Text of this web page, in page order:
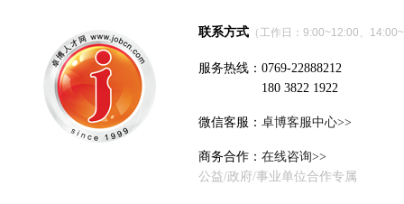
联系方式 （工作日：9:00~12:00、
服务热线：0769-22888212
180 3822 1922
微信客服： 卓博客服中心>>
商务合作： 在线咨询>>
公益/政府/事业单位合作专属